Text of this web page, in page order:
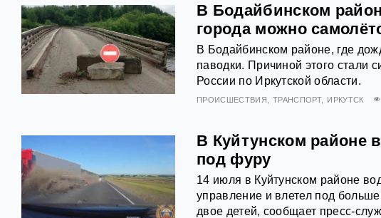
В Бодайбинском
города можно
В Бодайбинском районе, где
паводки. Причиной этого стали
России по Иркутской области.
ПРОИСШЕСТВИЯ ТРАНСПОРТ ИРКУТСК
В Куйтунском районе
под фуру
14 июля в Куйтунском районе
управление и влетел под
двое детей, сообщает